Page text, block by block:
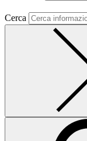
Cerca